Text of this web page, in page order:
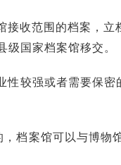
接收范围的档案，
级国家档案馆移交。
性较强或者需要保
档案馆可以与博物